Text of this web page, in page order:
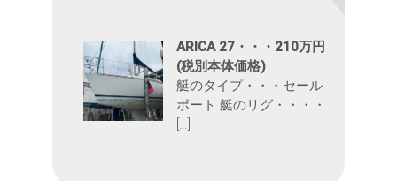
ARICA 27・・・210万円
(税別本体価格)
艇のタイプ・・・セール
ボート 艇のリグ・・・・
[…]